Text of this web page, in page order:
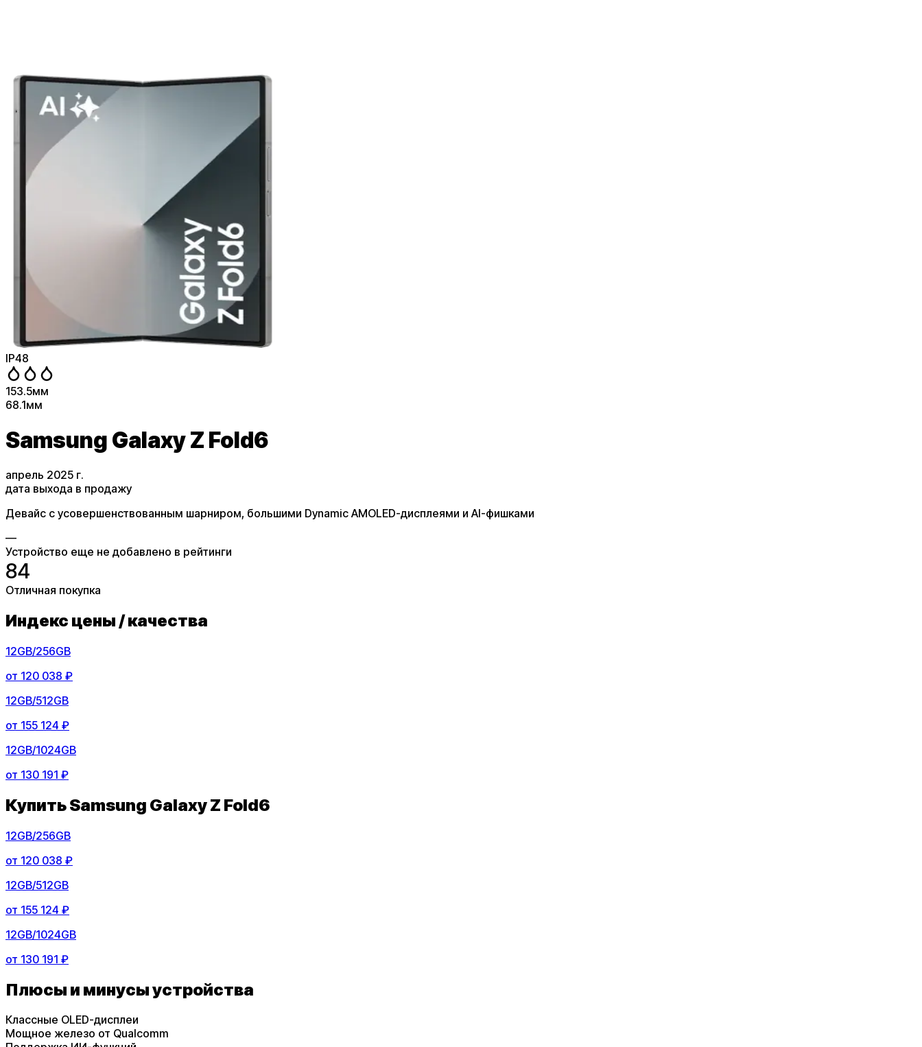
IP48
153.5мм
68.1мм
Samsung Galaxy Z Fold6
апрель 2025 г.
дата выхода в продажу
Девайс с усовершенствованным шарниром, большими Dynamic AMOLED-дисплеями и AI-фишками
—
Устройство еще не добавлено в рейтинги
84
Отличная покупка
Индекс цены / качества
12GB/256GB
от 120 038 ₽
12GB/512GB
от 155 124 ₽
12GB/1024GB
от 130 191 ₽
КупитьSamsung Galaxy Z Fold6
12GB/256GB
от 120 038 ₽
12GB/512GB
от 155 124 ₽
12GB/1024GB
от 130 191 ₽
Плюсы и минусы устройства
Классные OLED-дисплеи
Мощное железо от Qualcomm